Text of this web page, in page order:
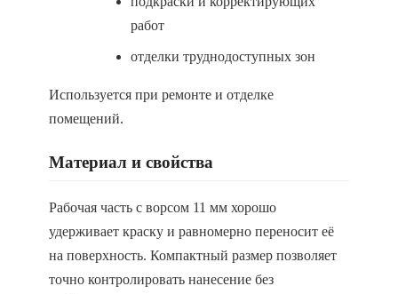
работ
отделки труднодоступных зон
Используется при ремонте и отделке
помещений.
Материал и свойства
Рабочая часть с ворсом 11 мм хорошо
удерживает краску и равномерно переносит её
на поверхность. Компактный размер позволяет
точно контролировать нанесение без